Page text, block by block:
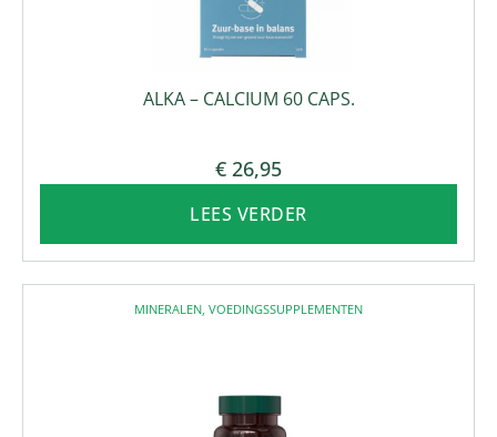
ALKA – CALCIUM 60 CAPS.
€ 26,95
LEES VERDER
MINERALEN VOEDINGSSUPPLEMENTEN